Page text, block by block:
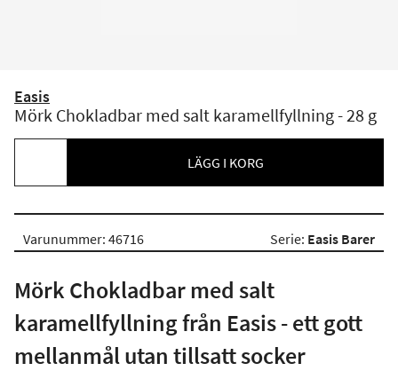
Easis
Mörk Chokladbar med salt karamellfyllning - 28 g
LÄGG I KORG
Varunummer: 46716 Serie: Easis Barer
Mörk Chokladbar med salt
karamellfyllning från Easis - ett gott
mellanmål utan tillsatt socker